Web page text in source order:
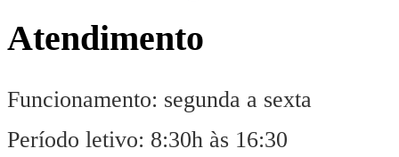
Atendimento
Funcionamento: segunda a sexta
Período letivo: 8:30h às 16:30